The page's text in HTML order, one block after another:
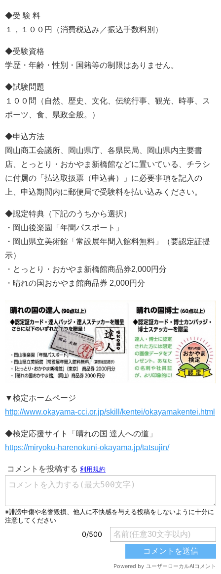
◆受 験 料
１，１００円（消費税込み／振込手数料別）
◆受験資格
学歴・年齢・性別・国籍等の制限はありません。
◆試験問題
１００問（自然、歴史、文化、伝統行事、観光、時事、ス
ポーツ、食、県政全般。）
◆申込方法
岡山商工会議所、岡山県庁、各県民局、岡山県内主要書
店、とっとり・おかやま新橋館などに置いている、チラシ
に付属の「払込取扱票（申込書）」に必要事項を記入の
上、申込期間内に郵便局で受験料を払い込みください。
◆認定特典（下記のうちから選択）
・岡山後楽園「年間パスポート」
・岡山県立美術館「常設展年間入館料無料」（要認定証提
示）
・とっとり・おかやま新橋館商品券2,000円分
・晴れの国おかやま館商品券 2,000円分
▼検定ホームページ
http://www.okayama-cci.or.jp/skill/kentei/okayamakentei.html
◆検定応援サイト「晴れの国 達人への道」
https://miryoku-harenokuni-okayama.jp/tatsujin/